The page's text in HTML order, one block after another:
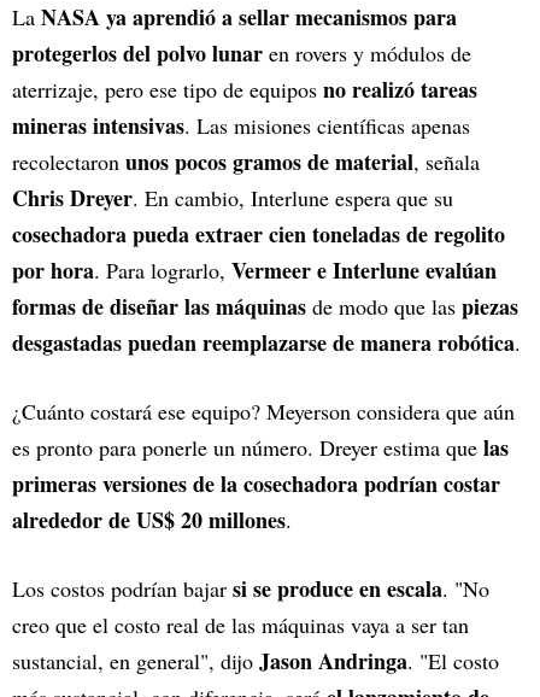
La NASA ya aprendió a sellar mecanismos para
protegerlos del polvo lunar en rovers y módulos de
aterrizaje, pero ese tipo de equipos no realizó tareas
mineras intensivas. Las misiones científicas apenas
recolectaron unos pocos gramos de material, señala
Chris Dreyer. En cambio, Interlune espera que su
cosechadora pueda extraer cien toneladas de regolito
por hora. Para lograrlo, Vermeer e Interlune evalúan
formas de diseñar las máquinas de modo que las piezas
desgastadas puedan reemplazarse de manera robótica.
¿Cuánto costará ese equipo? Meyerson considera que aún
es pronto para ponerle un número. Dreyer estima que las
primeras versiones de la cosechadora podrían costar
alrededor de US$ 20 millones.
Los costos podrían bajar si se produce en escala. "No
creo que el costo real de las máquinas vaya a ser tan
sustancial, en general", dijo Jason Andringa. "El costo